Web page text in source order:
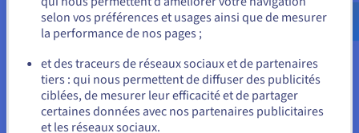
grandement récompensée
pendant cette période de pics de
charge sans commune mesure. »
Bertrand Caillaud, Chief
Technical Officer et cofondateur,
ou
Rester sur le site actuel
selon vos préférences et usages ainsi que de mesurer
la performance de nos pages ;
et des traceurs de réseaux sociaux et de partenaires
tiers : qui nous permettent de diffuser des publicités
ciblées, de mesurer leur efficacité et de partager
certaines données avec nos partenaires publicitaires
et les réseaux sociaux.